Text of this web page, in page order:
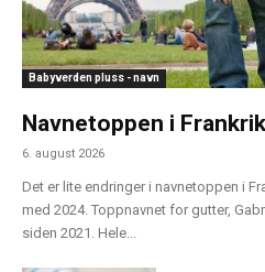
Babyverden pluss - navn
Navnetoppen i
6. august 2026
Det er lite endringer i navnetoppen i
med 2024. Toppnavnet for gutter,
siden 2021. Hele...